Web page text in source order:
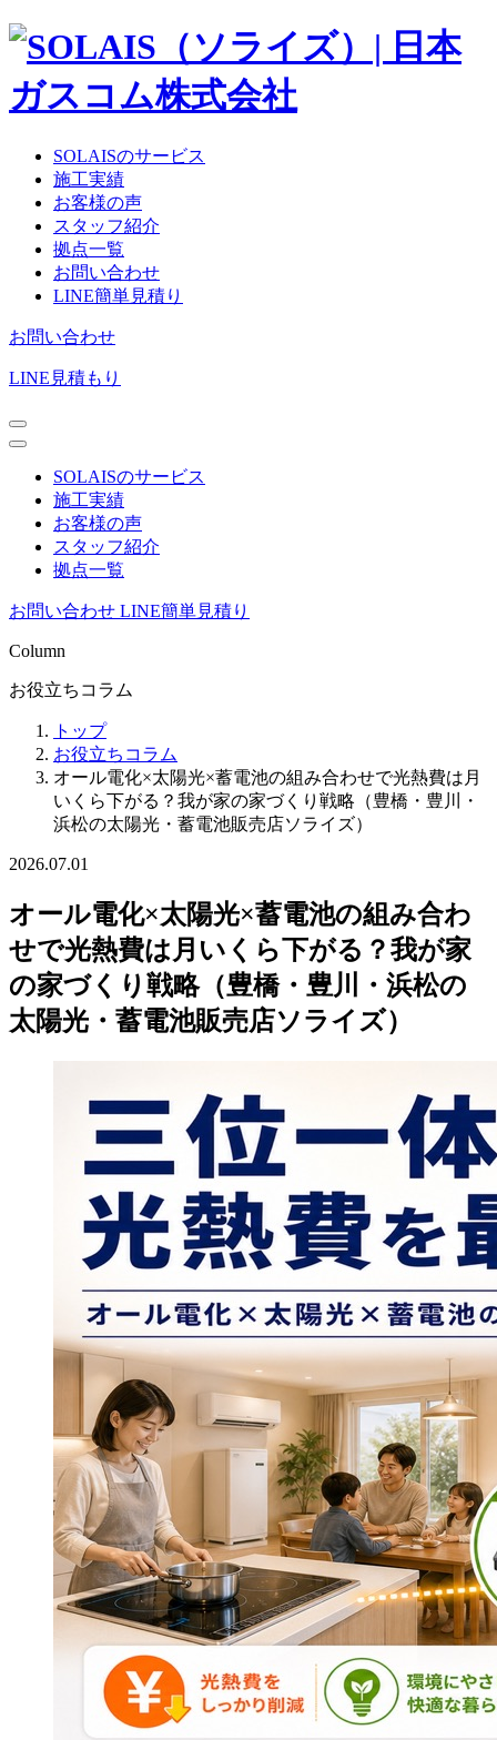
SOLAISのサービス
施工実績
お客様の声
スタッフ紹介
拠点一覧
お問い合わせ
LINE簡単見積り
お問い合わせ
LINE見積もり
SOLAISのサービス
施工実績
お客様の声
スタッフ紹介
拠点一覧
お問い合わせ LINE簡単見積り
Column
お役立ちコラム
トップ
お役立ちコラム
オール電化×太陽光×蓄電池の組み合わせで光熱費は月
いくら下がる？我が家の家づくり戦略（豊橋・豊川・
浜松の太陽光・蓄電池販売店ソライズ）
2026.07.01
オール電化×太陽光×蓄電池の組み合わ
せで光熱費は月いくら下がる？我が家
の家づくり戦略（豊橋・豊川・浜松の
太陽光・蓄電池販売店ソライズ）